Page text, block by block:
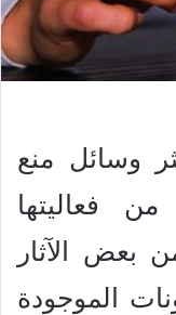
وسائل منع
فعاليتها
بعض الآثار
الموجودة